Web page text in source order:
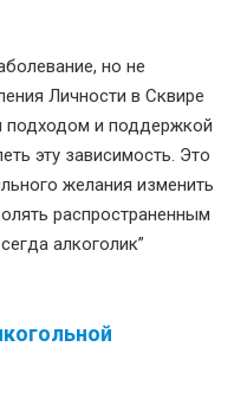
но не
Личности в Сквире
подходом и поддержкой
эту зависимость. Это
желания изменить
распространенным
алкоголик”